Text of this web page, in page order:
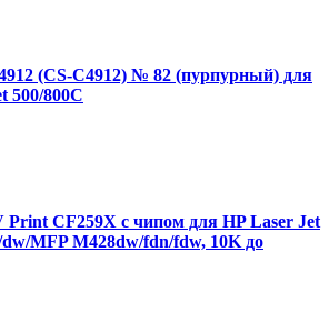
(CS-C4912) № 82 (пурпурный) для
500/800C
CF259X с чипом для HP Laser Jet
MFP M428dw/fdn/fdw, 10K до